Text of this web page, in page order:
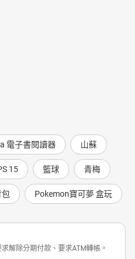
電子書閱讀器 山蘇
15 籃球 青梅
包 Pokemon寶可夢 盒玩
解除分期付款、要求ATM轉帳。